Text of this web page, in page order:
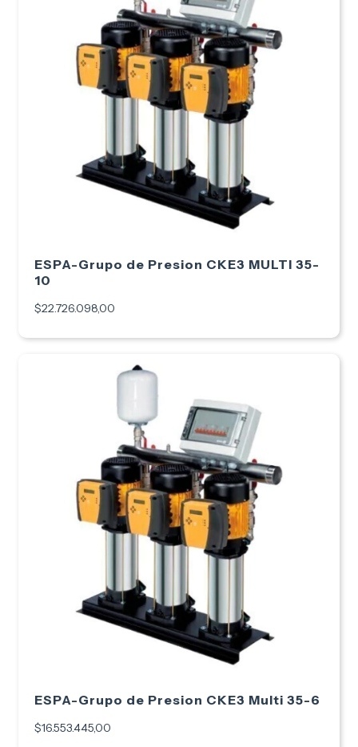
ESPA-Grupo de Presion CKE3 MULTI 35-
10
$22.726.098,00
ESPA-Grupo de Presion CKE3 Multi 35-6
$16.553.445,00